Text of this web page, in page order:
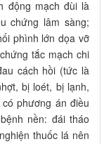
động mạch đùi là
chứng lâm sàng;
phình lớn dọa vỡ
tắc mạch chi
cách hồi (tức là
bị loét, bị lạnh,
phương án điều
nền: đái tháo
thuốc lá nên